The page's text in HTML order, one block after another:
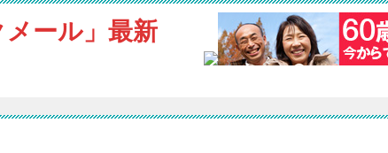
ール」最新